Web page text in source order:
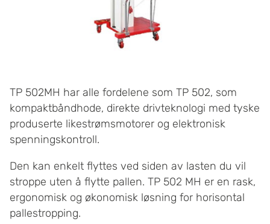
TP 502MH har alle fordelene som TP 502, som
kompaktbåndhode, direkte drivteknologi med tyske
produserte likestrømsmotorer og elektronisk
spenningskontroll.
Den kan enkelt flyttes ved siden av lasten du vil
stroppe uten å flytte pallen. TP 502 MH er en rask,
ergonomisk og økonomisk løsning for horisontal
pallestropping.